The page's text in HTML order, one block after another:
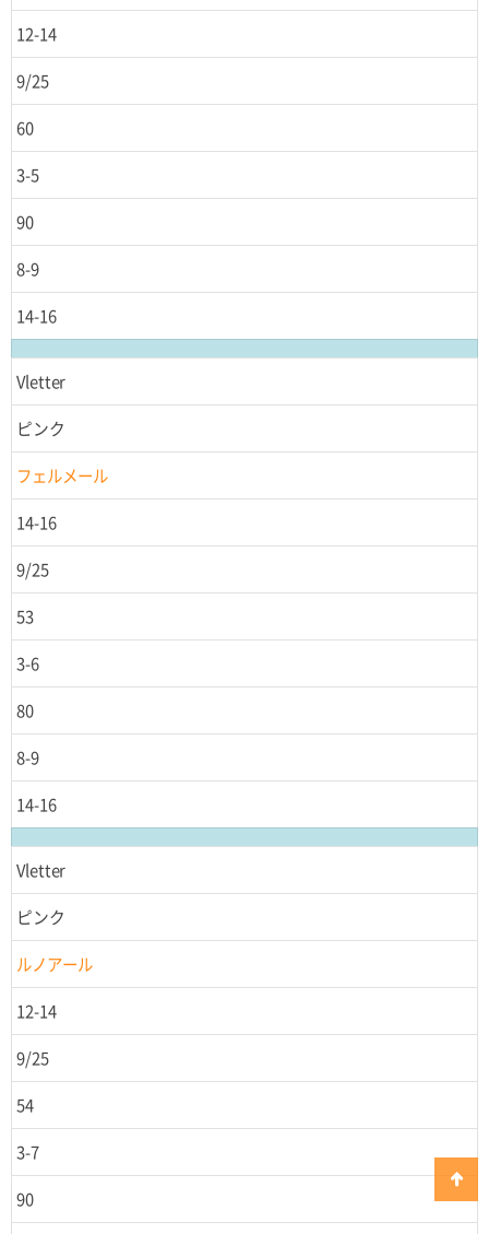
12-14
9/25
60
3-5
90
8-9
14-16
Vletter
ピンク
フェルメール
14-16
9/25
53
3-6
80
8-9
14-16
Vletter
ピンク
ルノアール
12-14
9/25
54
3-7
90